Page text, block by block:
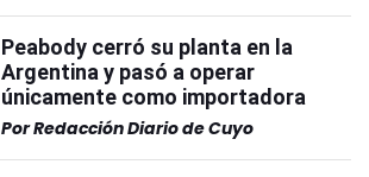
Peabody cerró su planta en la
Argentina y pasó a operar
únicamente como importadora
PorRedacción Diario de Cuyo